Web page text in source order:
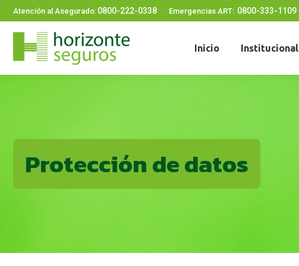
Atención al Asegurado: 0800-222-0338 Emergencias ART: 0800-333-1109
Inicio Institucional
Protección de datos